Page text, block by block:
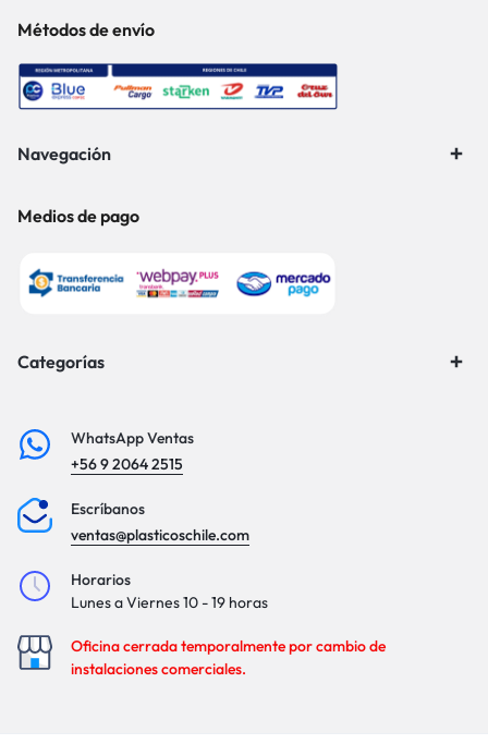
Métodos de envío
Navegación
Medios de pago
Categorías
WhatsApp Ventas
+56 9 2064 2515
Escríbanos
ventas@plasticoschile.com
Horarios
Lunes a Viernes 10 - 19 horas
Oficina cerrada temporalmente por cambio de
instalaciones comerciales.